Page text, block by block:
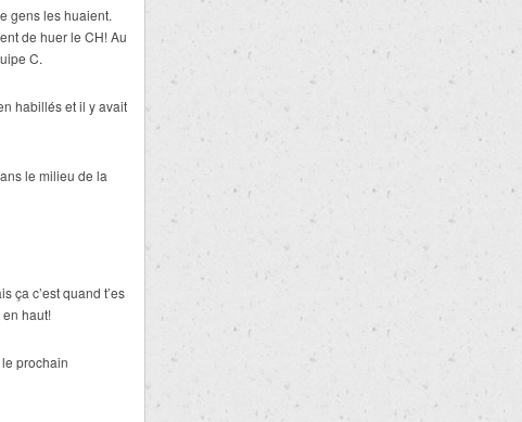
gens les huaient.
de huer le CH! Au
C.
habillés et il y avait
le milieu de la
ça c’est quand t’es
en haut!
prochain